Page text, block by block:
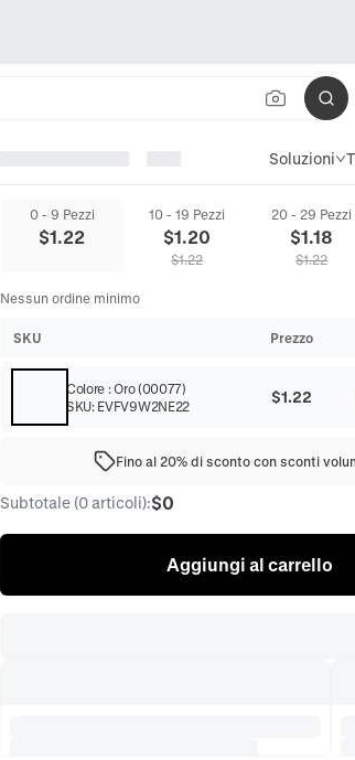
Soluzioni
0 - 9 Pezzi
$1.22
10 - 19 Pezzi
$1.20
$1.22
20 - 29 Pezzi
$1.18
$1.22
Nessun ordine minimo
SKU Prezzo
Colore :Oro (00077)
SKU: EVFV9W2NE22 $1.22
Fino al 20% di sconto con sconti
Subtotale (0 articoli):$0
Aggiungi al carrello